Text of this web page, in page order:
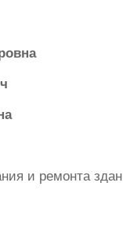
и ремонта